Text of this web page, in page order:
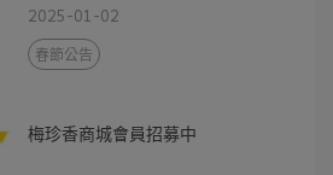
2025-01-02
春節公告
梅珍香商城會員招募中